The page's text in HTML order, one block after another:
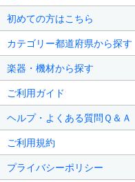
初めての方はこちら
カテゴリー都道府県から探す
楽器・機材から探す
ご利用ガイド
ヘルプ・よくある質問Ｑ＆Ａ
ご利用規約
プライバシーポリシー